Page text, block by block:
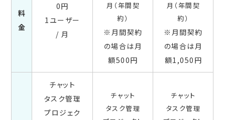
料
金
0円
1ユーザー
/ 月
月（年間契
約）
※月間契約
の場合は月
額500円
月（年間契
約）
※月間契約
の場合は月
額1,050円
チャット
タスク管理
プロジェク
チャット
タスク管理
チャット
タスク管理